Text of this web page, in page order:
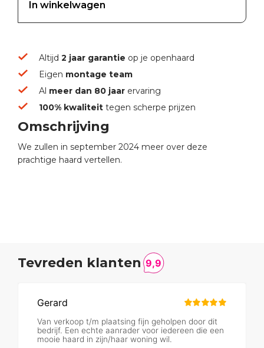
In winkelwagen
Altijd 2 jaar garantie op je openhaard
Eigen montage team
Al meer dan 80 jaar ervaring
100% kwaliteit tegen scherpe prijzen
Omschrijving
We zullen in september 2024 meer over deze
prachtige haard vertellen.
Tevreden klanten